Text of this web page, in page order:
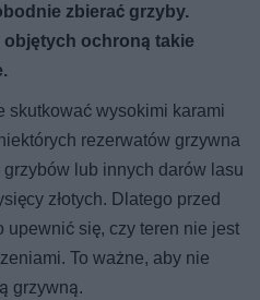
zbierać grzyby.
ochroną takie
skutkować wysokimi karami
rezerwatów grzywna
lub innych darów lasu
złotych. Dlatego przed
upewnić się, czy teren nie jest
To ważne, aby nie
grzywną.